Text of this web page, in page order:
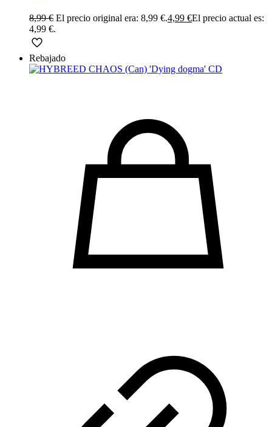
8,99€ El precio original era: 8,99 €.4,99 €El precio actual es:
4,99 €.
Rebajado